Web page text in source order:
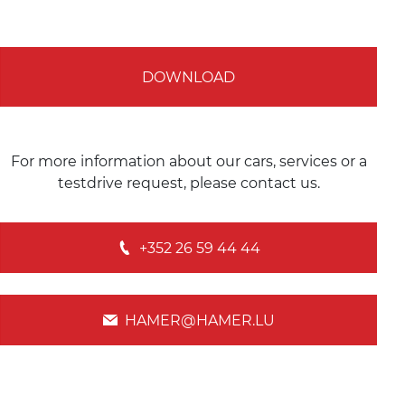
DOWNLOAD
For more information about our cars, services or a
testdrive request, please contact us.
+352 26 59 44 44
HAMER@HAMER.LU